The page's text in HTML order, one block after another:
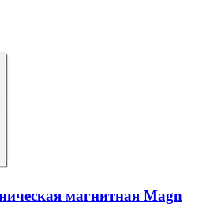
магнитная Magn